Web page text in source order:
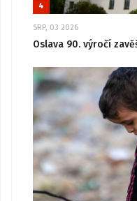
4
SRP, 03 2026
Oslava 90. výročí